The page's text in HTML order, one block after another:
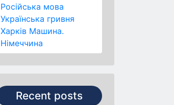
Російська мова
Українська гривня
Харків Машина.
Німеччина
Recent posts